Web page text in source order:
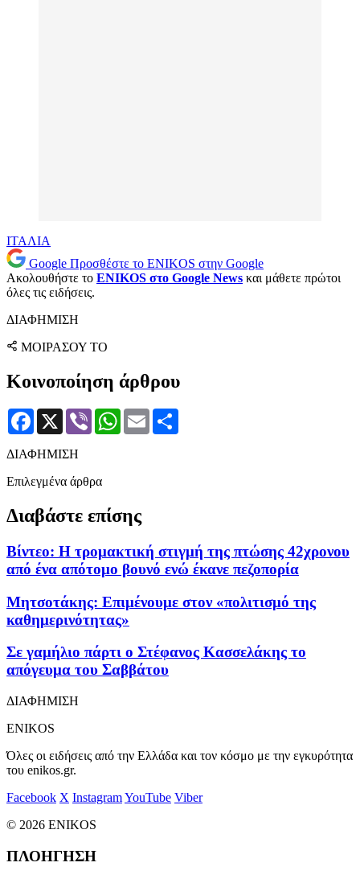
ΙΤΑΛΙΑ
Google Προσθέστε το ENIKOS στην Google
Ακολουθήστε το ENIKOS στο Google News και μάθετε πρώτοι
όλες τις ειδήσεις.
ΔΙΑΦΗΜΙΣΗ
ΜΟΙΡΑΣΟΥ ΤΟ
Κοινοποίηση άρθρου
Facebook
X Viber WhatsApp
Email
ΔΙΑΦΗΜΙΣΗ
Επιλεγμένα άρθρα
Διαβάστε επίσης
Βίντεο: Η τρομακτική στιγμή της πτώσης 42χρονου
από ένα απότομο βουνό ενώ έκανε πεζοπορία
Μητσοτάκης: Επιμένουμε στον «πολιτισμό της
καθημερινότητας»
Σε γαμήλιο πάρτι ο Στέφανος Κασσελάκης το
απόγευμα του Σαββάτου
ΔΙΑΦΗΜΙΣΗ
ENIKOS
Όλες οι ειδήσεις από την Ελλάδα και τον κόσμο με την εγκυρότητα
του enikos.gr.
Facebook X InstagramYouTube Viber
© 2026 ENIKOS
ΠΛΟΗΓΗΣΗ